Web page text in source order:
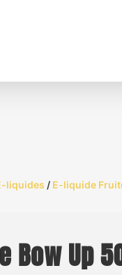
liquides / E-liquide
Bow Up